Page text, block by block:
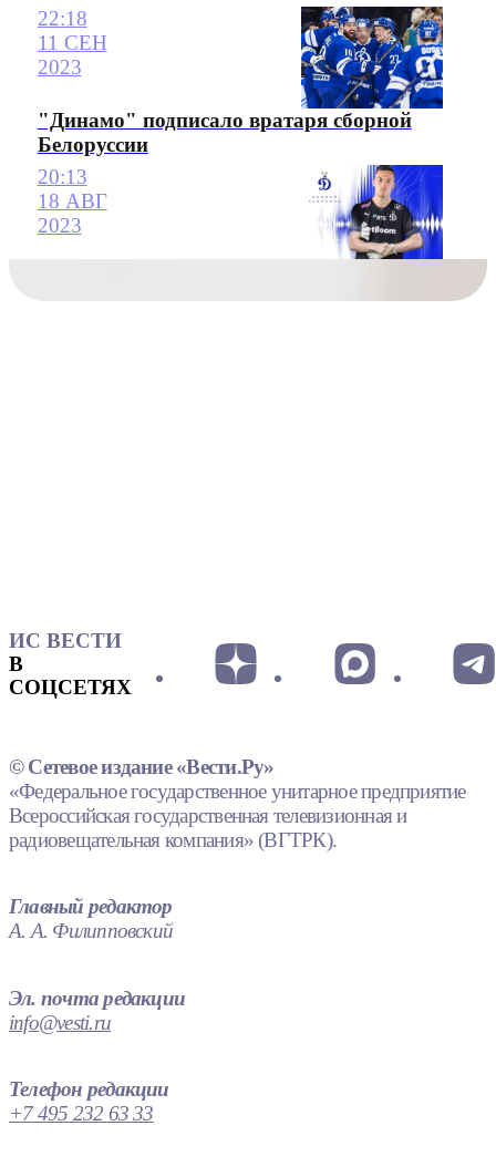
22:18
11 СЕН
2023
"Динамо" подписало вратаря сборной
Белоруссии
20:13
18 АВГ
2023
ИС ВЕСТИ
В
СОЦСЕТЯХ
© Сетевое издание «Вести.Ру»
«Федеральное государственное унитарное предприятие
Всероссийская государственная телевизионная и
радиовещательная компания» (ВГТРК).
Главный редактор
А. А. Филипповский
Эл. почта редакции
info@vesti.ru
Телефон редакции
+7 495 232 63 33